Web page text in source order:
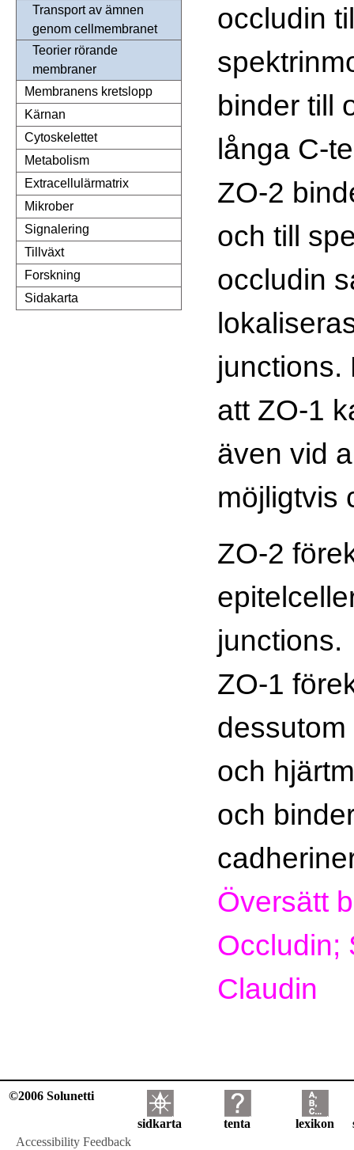
Transport av ämnen
genom cellmembranet
Teorier rörande
membraner
Membranens kretslopp
Kärnan
Cytoskelettet
Metabolism
Extracellulärmatrix
Mikrober
Signalering
Tillväxt
Forskning
Sidakarta
occludin
binder till
långa C-
ZO-2
och till
occludin
junctions.
att ZO-1
även vid
möjligtvis
ZO-2
junctions.
ZO-1
och
och
Översätt
Occludin;
Claudin
©2006 Solunetti
sidkarta tenta lexikon
Accessibility Feedback